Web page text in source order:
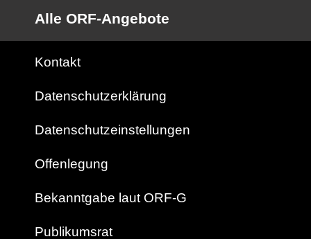
Alle ORF-Angebote
Kontakt
Datenschutzerklärung
Datenschutzeinstellungen
Offenlegung
Bekanntgabe laut ORF-G
Publikumsrat